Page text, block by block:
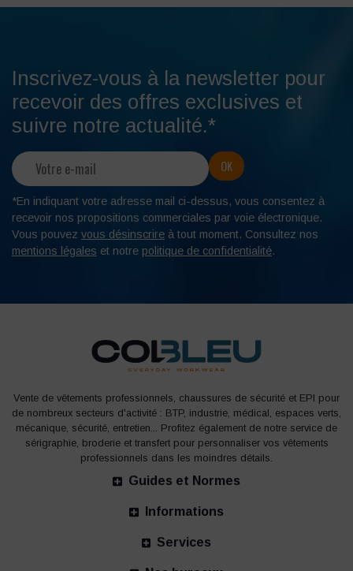
Inscrivez-vous à la newsletter pour
recevoir des offres exclusives et
suivre notre actualité.*
*En indiquant votre adresse mail ci-dessus, vous consentez à
recevoir nos propositions commerciales par voie électronique.
Vous pouvez vous désinscrire à tout moment. Consultez nos
mentions légales et notre politique de confidentialité.
Vente de vêtements professionnels, chaussures de sécurité et EPI pour
de nombreux secteurs d'activité : BTP, industrie, médical, espaces verts,
mécanique, sécurité, entretien... Profitez également de notre service de
sérigraphie, broderie et transfert pour personnaliser vos vêtements
professionnels dans les moindres détails.
Guides et Normes
Informations
Services